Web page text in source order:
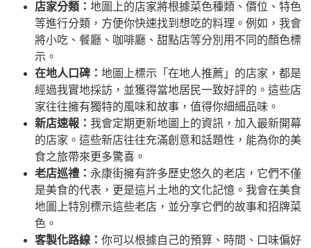
店家分類： 地圖上的店家將根據菜色種類、價位、特色
等進行分類，方便你快速找到想吃的料理。例如，我會
將小吃、餐廳、咖啡廳、甜點店等分別用不同的顏色標
示。
在地人口碑： 地圖上標示「在地人推薦」的店家，都是
經過我實地採訪，並獲得當地居民一致好評的。這些店
家往往擁有獨特的風味和故事，值得你細細品味。
新店速報： 我會定期更新地圖上的資訊，加入最新開幕
的店家。這些新店往往充滿創意和話題性，能為你的美
食之旅帶來更多驚喜。
老店巡禮： 永康街擁有許多歷史悠久的老店，它們不僅
是美食的代表，更是這片土地的文化記憶。我會在美食
地圖上特別標示這些老店，並分享它們的故事和招牌菜
色。
客製化路線： 你可以根據自己的預算、時間、口味偏好